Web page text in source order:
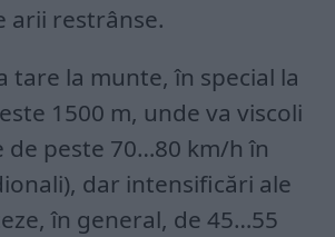
arii restrânse.
tare la munte, în special la
1500 m, unde va viscoli
de peste 70…80 km/h în
dar intensificări ale
în general, de 45…55